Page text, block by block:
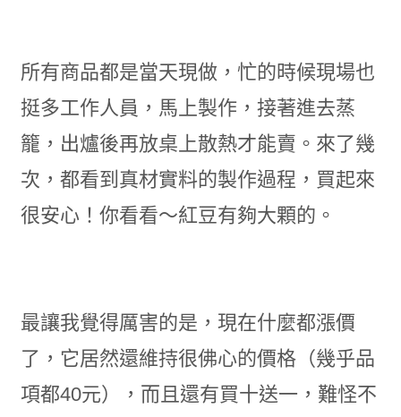
所有商品都是當天現做，忙的時候現場也
挺多工作人員，馬上製作，接著進去蒸
籠，出爐後再放桌上散熱才能賣。來了幾
次，都看到真材實料的製作過程，買起來
很安心！你看看～紅豆有夠大顆的。
最讓我覺得厲害的是，現在什麼都漲價
了，它居然還維持很佛心的價格（幾乎品
項都40元），而且還有買十送一，難怪不